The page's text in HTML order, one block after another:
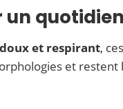
et respirant,
et